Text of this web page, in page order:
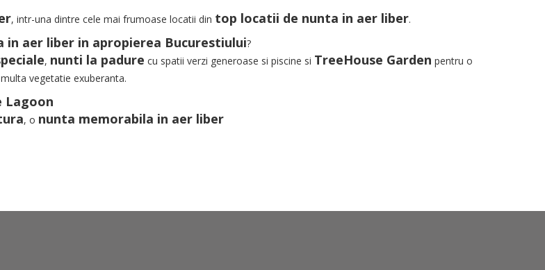
, intr-una dintre cele mai frumoase locatii din top locatii de nunta in aer liber.
in aer liber in apropierea Bucurestiului?
, nunti la padure cu spatii verzi generoase si piscine si TreeHouse Garden pentru o
vegetatie exuberanta.
Lagoon
, o nunta memorabila in aer liber